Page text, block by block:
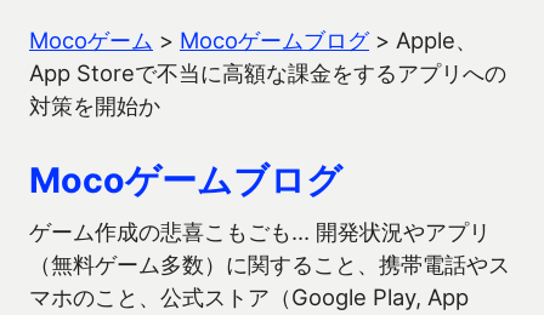
Mocoゲーム > Mocoゲームブログ> Apple、
App Storeで不当に高額な課金をするアプリへの
対策を開始か
Mocoゲームブログ
ゲーム作成の悲喜こもごも… 開発状況やアプリ
（無料ゲーム多数）に関すること、携帯電話やス
マホのこと、公式ストア（Google Play, App